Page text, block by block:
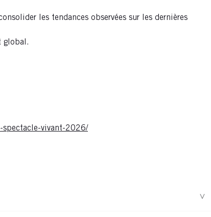
les tendances observées sur les dernières
global.
spectacle-vivant-2026/